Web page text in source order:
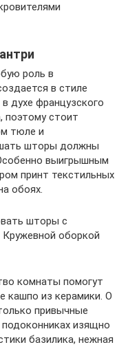
роль в
в стиле
духе французского
поэтому стоит
тюле и
шторы должны
выигрышным
принт текстильных
обоях.
шторы с
оборкой
комнаты помогут
кашпо из керамики. О
привычные
изящно
базилика, нежная